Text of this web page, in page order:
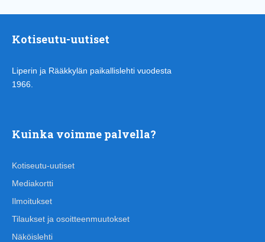
Kotiseutu-uutiset
Liperin ja Rääkkylän paikallislehti vuodesta
1966.
Kuinka voimme palvella?
Kotiseutu-uutiset
Mediakortti
Ilmoitukset
Tilaukset ja osoitteenmuutokset
Näköislehti